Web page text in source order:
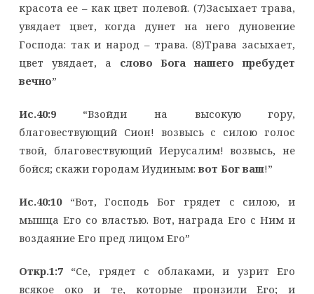
красота ее – как цвет полевой. (7)Засыхает трава,
увядает цвет, когда дунет на него дуновение
Господа: так и народ – трава. (8)Трава засыхает,
цвет увядает, а слово Бога нашего пребудет
вечно”
Ис.40:9“Взойди на высокую гору,
благовествующий Сион! возвысь с силою голос
твой, благовествующий Иерусалим! возвысь, не
бойся; скажи городам Иудиным:вот Бог ваш!”
Ис.40:10“Вот, Господь Бог грядет с силою, и
мышца Его со властью. Вот, награда Его с Ним и
воздаяние Его пред лицом Его”
Откр.1:7“Се, грядет с облаками, и узрит Его
всякое око и те, которые пронзили Его; и